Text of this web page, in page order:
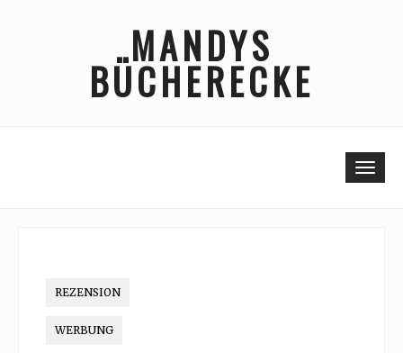
MANDYS
BÜCHERECKE
REZENSION
WERBUNG